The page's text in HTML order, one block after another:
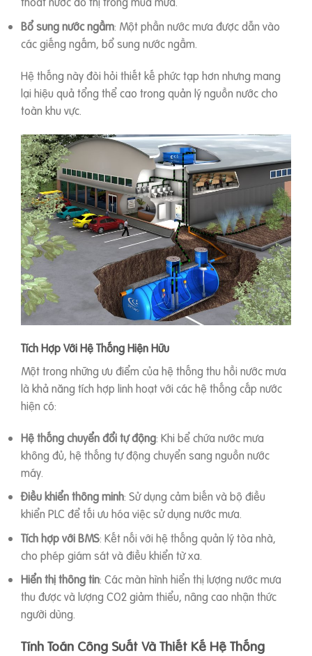
Bổ sung nước ngầm: Một phần nước mưa được dẫn vào
các giếng ngấm, bổ sung nước ngầm.
Hệ thống này đòi hỏi thiết kế phức tạp hơn nhưng mang
lại hiệu quả tổng thể cao trong quản lý nguồn nước cho
toàn khu vực.
Tích Hợp Với Hệ Thống Hiện Hữu
Một trong những ưu điểm của hệ thống thu hồi nước mưa
là khả năng tích hợp linh hoạt với các hệ thống cấp nước
hiện có:
Hệ thống chuyển đổi tự động: Khi bể chứa nước mưa
không đủ, hệ thống tự động chuyển sang nguồn nước
máy.
Điều khiển thông minh: Sử dụng cảm biến và bộ điều
khiển PLC để tối ưu hóa việc sử dụng nước mưa.
Tích hợp với BMS: Kết nối với hệ thống quản lý tòa nhà,
cho phép giám sát và điều khiển từ xa.
Hiển thị thông tin: Các màn hình hiển thị lượng nước mưa
thu được và lượng CO2 giảm thiểu, nâng cao nhận thức
người dùng.
Tính Toán Công Suất Và Thiết Kế Hệ Thống